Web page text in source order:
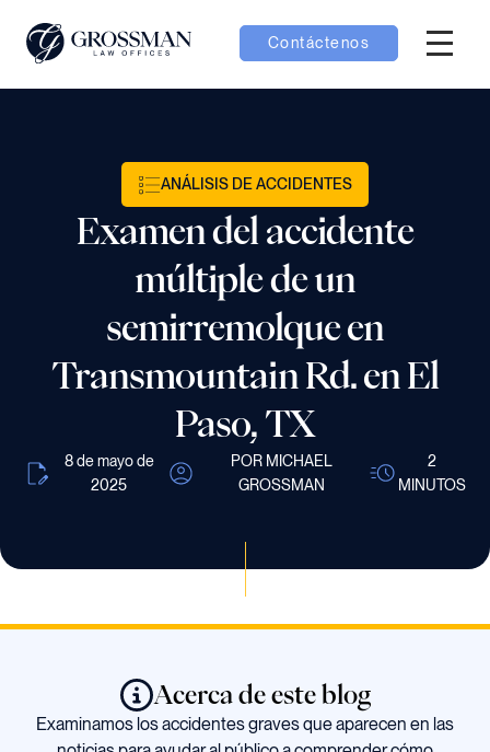
Contáctenos
Menú
ANÁLISIS DE ACCIDENTES
Examen del accidente
múltiple de un
semirremolque en
Transmountain Rd. en El
Paso, TX
8 de mayo de
2025
POR MICHAEL
GROSSMAN
2
MINUTOS
Acerca de este blog
Examinamos los accidentes graves que aparecen en las